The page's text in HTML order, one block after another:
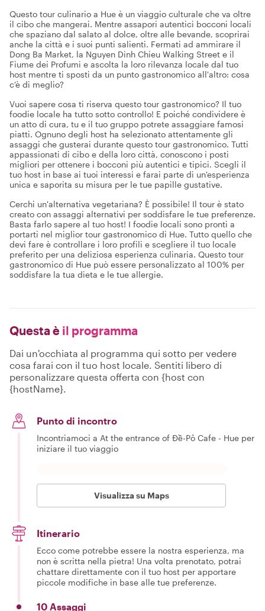
Questo tour culinario a Hue è un viaggio culturale che va oltre
il cibo che mangerai. Mentre assapori autentici bocconi locali
che spaziano dal salato al dolce, oltre alle bevande, scoprirai
anche la città e i suoi punti salienti. Fermati ad ammirare il
Dong Ba Market, la Nguyen Dinh Chieu Walking Street e il
Fiume dei Profumi e ascolta la loro rilevanza locale dal tuo
host mentre ti sposti da un punto gastronomico all'altro: cosa
c'è di meglio?
Vuoi sapere cosa ti riserva questo tour gastronomico? Il tuo
foodie locale ha tutto sotto controllo! E poiché condividere è
un atto di cura, tu e il tuo gruppo potrete assaggiare famosi
piatti. Ognuno degli host ha selezionato attentamente gli
assaggi che gusterai durante questo tour gastronomico. Tutti
appassionati di cibo e della loro città, conoscono i posti
migliori per ottenere i bocconi più autentici e tipici. Scegli il
tuo host in base ai tuoi interessi e farai parte di un'esperienza
unica e saporita su misura per le tue papille gustative.
Cerchi un'alternativa vegetariana? È possibile! Il tour è stato
creato con assaggi alternativi per soddisfare le tue preferenze.
Basta farlo sapere al tuo host! I foodie locali sono pronti a
portarti nel miglior tour gastronomico di Hue. Tutto quello che
devi fare è controllare i loro profili e scegliere il tuo locale
preferito per una deliziosa esperienza culinaria. Questo tour
gastronomico di Hue può essere personalizzato al 100% per
soddisfare la tua dieta e le tue allergie.
Questa è il programma
Dai un'occhiata al programma qui sotto per vedere
cosa farai con il tuo host locale. Sentiti libero di
personalizzare questa offerta con {host con
{hostName}.
Punto di incontro
Incontriamoci a At the entrance of Đề-Pô Cafe - Hue per
iniziare il tuo viaggio
Visualizza su Maps
Itinerario
Ecco come potrebbe essere la nostra esperienza, ma
non è scritta nella pietra! Una volta prenotato, potrai
chattare direttamente con il tuo host per apportare
piccole modifiche in base alle tue preferenze.
10 Assaggi